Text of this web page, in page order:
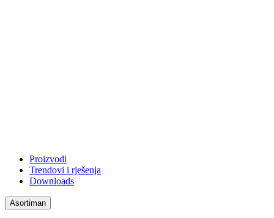
Proizvodi
Trendovi i rješenja
Downloads
Asortiman